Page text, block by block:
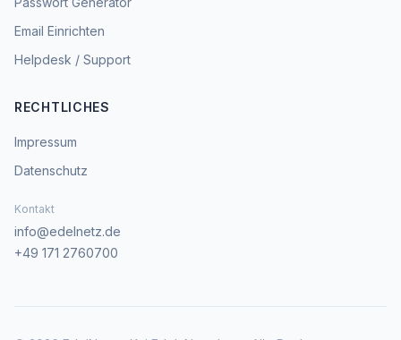
Email Einrichten
Helpdesk / Support
RECHTLICHES
Impressum
Datenschutz
Kontakt
info@edelnetz.de
+49 171 2760700